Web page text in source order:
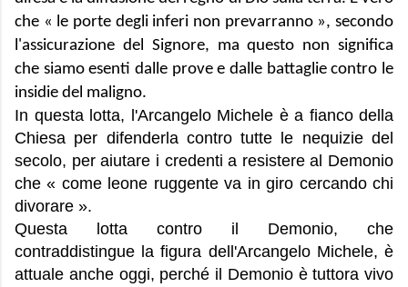
che « le porte degli inferi non prevarranno », secondo
l'assicurazione del Signore, ma questo non significa
che siamo esenti dalle prove e dalle battaglie contro le
insidie del maligno.
In questa lotta, l'Arcangelo Michele è a fianco della
Chiesa per difenderla contro tutte le nequizie del
secolo, per aiutare i credenti a resistere al Demonio
che « come leone ruggente va in giro cercando chi
divorare ».
Questa lotta contro il Demonio, che
contraddistingue la figura dell'Arcangelo Michele, è
attuale anche oggi, perché il Demonio è tuttora vivo